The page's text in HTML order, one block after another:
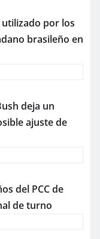
por los
brasileño en
deja un
ajuste de
del PCC de
de turno